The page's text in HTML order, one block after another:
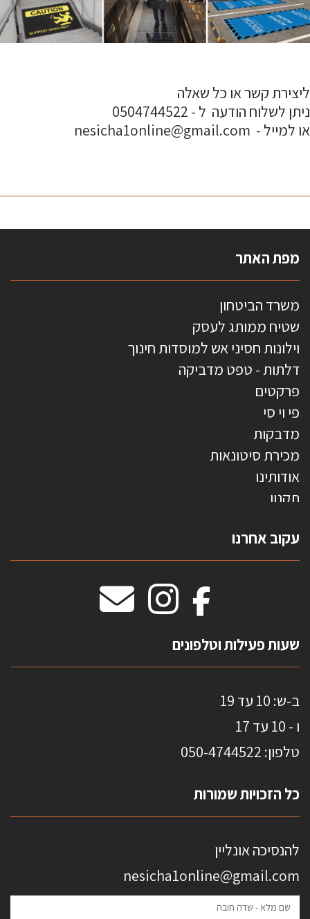
ליצירת קשר או כל שאלה
ניתן לשלוח הודעה ל - 0504744522
או למייל - nesicha1online@gmail.com
מפת האתר
משרד הביטחון
שטיח ממותג לעסק
וילונות חסיני אש למוסדות חינוך
דלתות - טפט מדביקה
פרקטים
פי וי סי
מדבקות
מכירת סיטונאות
אודותינו
תקנון
טפטים משולשים
וילונות חסיני אש
מדבקות אנטי סאן
עקוב אחרנו
שעות פעילות וטלפונים
ב-ש: 10 עד 19
ו - 10 עד 17
טלפון: 0 50-4744522
כל הזכויות שמורות
להנסיכה אונליין
nesicha1online@gmail.com